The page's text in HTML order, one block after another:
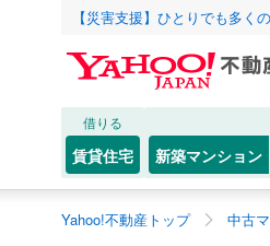
【災害支援】ひとりでも多く
借りる
賃貸住宅 新築マンション
Yahoo!不動産トップ 中古